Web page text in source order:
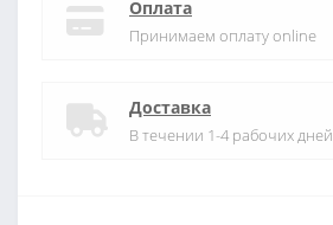
Оплата
Принимаем оплату online
Доставка
В течении 1-4 рабочих дней